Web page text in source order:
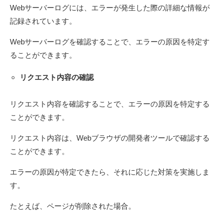
Webサーバーログには、エラーが発生した際の詳細な情報が
記録されています。
Webサーバーログを確認することで、エラーの原因を特定す
ることができます。
リクエスト内容の確認
リクエスト内容を確認することで、エラーの原因を特定する
ことができます。
リクエスト内容は、Webブラウザの開発者ツールで確認する
ことができます。
エラーの原因が特定できたら、それに応じた対策を実施しま
す。
たとえば、ページが削除された場合。